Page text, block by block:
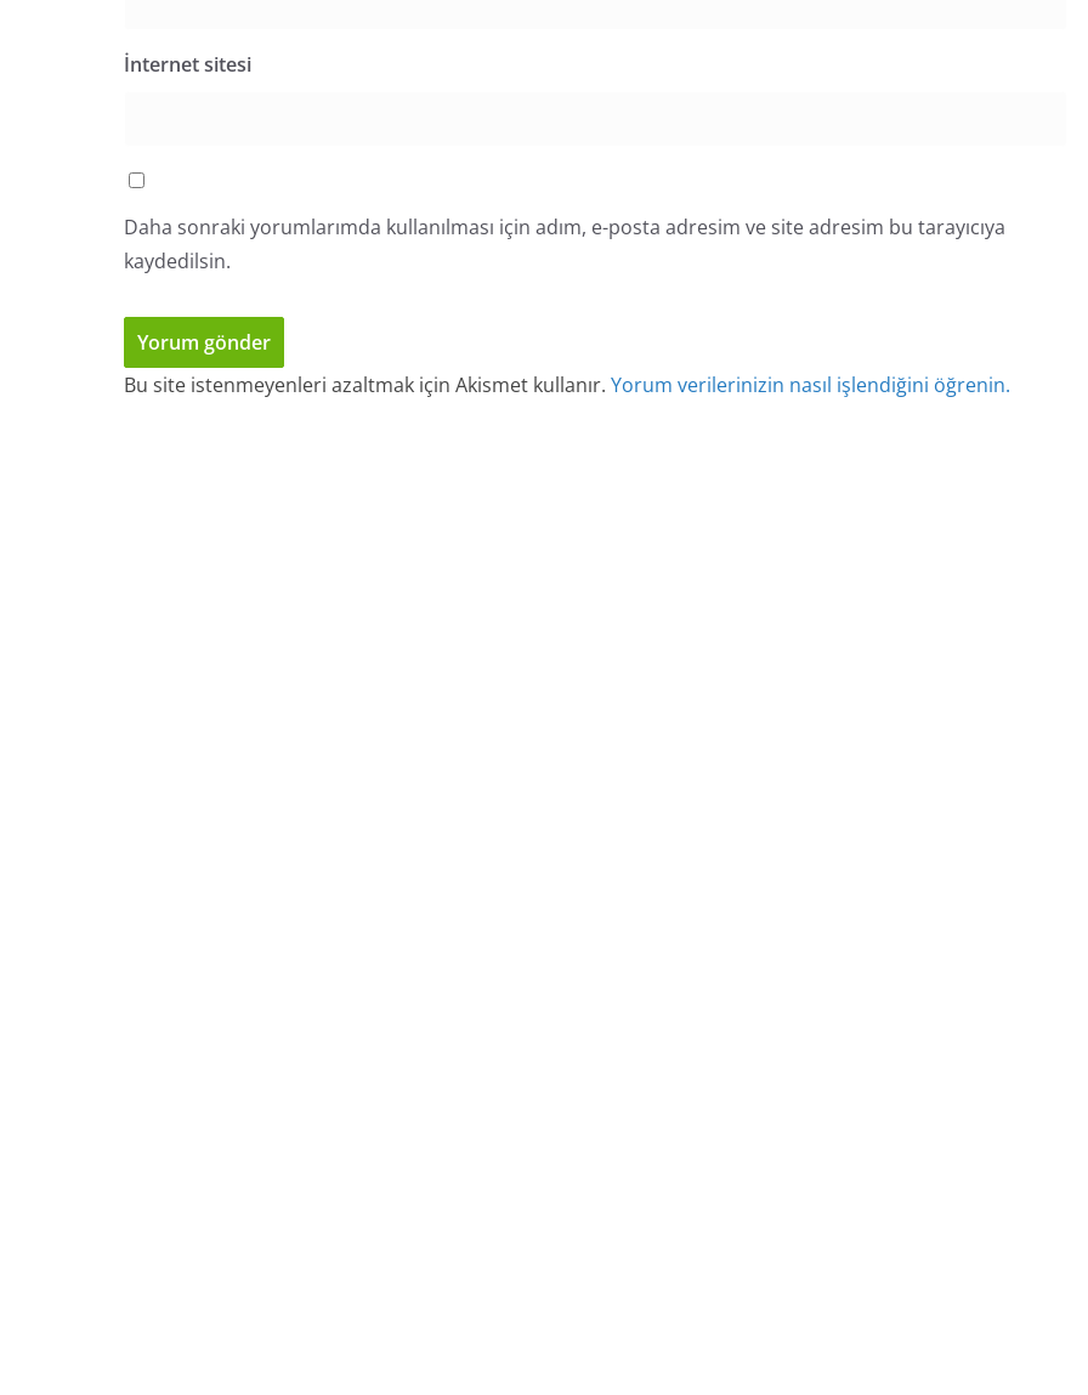
İnternet sitesi
Daha sonraki yorumlarımda kullanılması için adım, e-posta adresim ve site adresim bu tarayıcıya
kaydedilsin.
Bu site istenmeyenleri azaltmak için Akismet kullanır. Yorum verilerinizin nasıl işlendiğini öğrenin.